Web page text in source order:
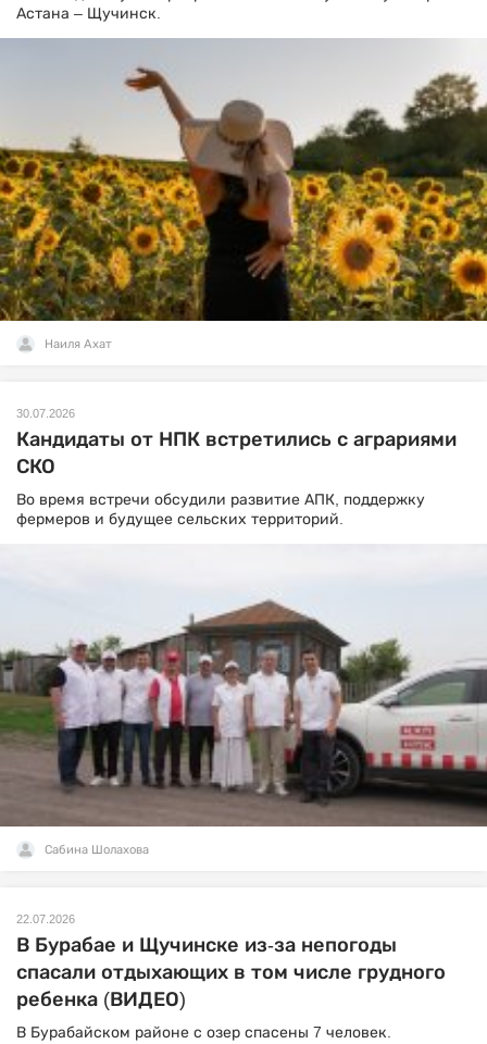
Астана – Щучинск.
Наиля Ахат
30.07.2026
Кандидаты от НПК встретились с аграриями
СКО
Во время встречи обсудили развитие АПК, поддержку
фермеров и будущее сельских территорий.
Сабина Шолахова
22.07.2026
В Бурабае и Щучинске из-за непогоды
спасали отдыхающих в том числе грудного
ребенка (ВИДЕО)
В Бурабайском районе с озер спасены 7 человек.